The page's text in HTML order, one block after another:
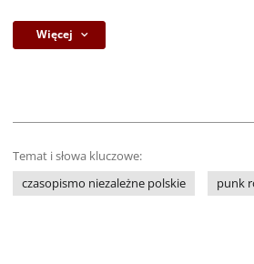
Więcej
Temat i słowa kluczowe:
czasopismo niezależne polskie
punk